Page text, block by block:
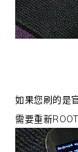
如果您刷的是
需要重新